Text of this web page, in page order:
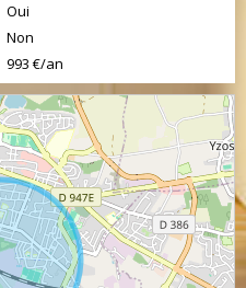
Oui
Non
993 €/an